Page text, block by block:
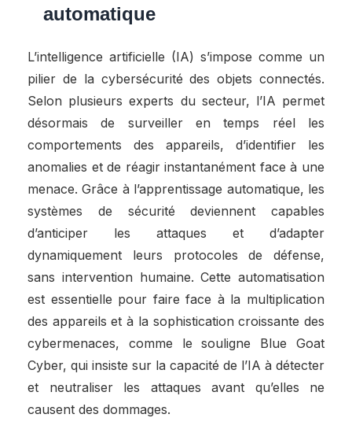
automatique
L’intelligence artificielle (IA) s’impose comme un
pilier de la cybersécurité des objets connectés.
Selon plusieurs experts du secteur, l’IA permet
désormais de surveiller en temps réel les
comportements des appareils, d’identifier les
anomalies et de réagir instantanément face à une
menace. Grâce à l’apprentissage automatique, les
systèmes de sécurité deviennent capables
d’anticiper les attaques et d’adapter
dynamiquement leurs protocoles de défense,
sans intervention humaine. Cette automatisation
est essentielle pour faire face à la multiplication
des appareils et à la sophistication croissante des
cybermenaces, comme le souligne Blue Goat
Cyber, qui insiste sur la capacité de l’IA à détecter
et neutraliser les attaques avant qu’elles ne
causent des dommages.